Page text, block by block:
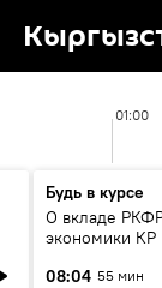
01:00
Будь в курсе
О вкладе
экономики КР
08:04 55 мин